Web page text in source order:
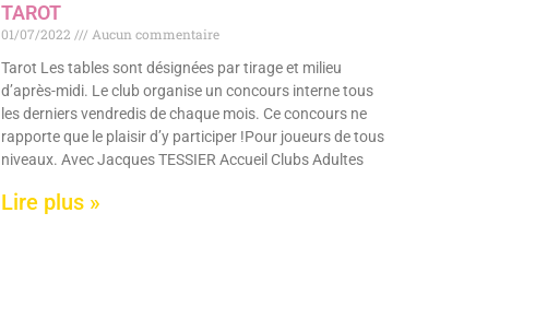
TAROT
01/07/2022
Aucun commentaire
Tarot Les tables sont désignées par tirage et milieu
d’après-midi. Le club organise un concours interne tous
les derniers vendredis de chaque mois. Ce concours ne
rapporte que le plaisir d’y participer !Pour joueurs de tous
niveaux. Avec Jacques TESSIER Accueil Clubs Adultes
Lire plus »